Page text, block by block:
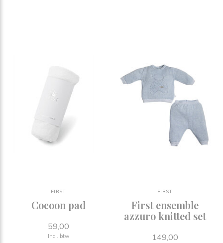
FIRST
Cocoon pad
59,00
Incl. btw
FIRST
First ensemble
azzuro knitted set
149,00